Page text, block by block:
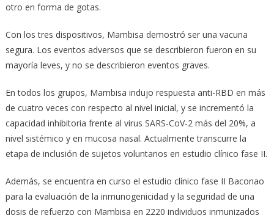
otro en forma de gotas.
Con los tres dispositivos, Mambisa demostró ser una vacuna
segura. Los eventos adversos que se describieron fueron en su
mayoría leves, y no se describieron eventos graves.
En todos los grupos, Mambisa indujo respuesta anti-RBD en más
de cuatro veces con respecto al nivel inicial, y se incrementó la
capacidad inhibitoria frente al virus SARS-CoV-2 más del 20%, a
nivel sistémico y en mucosa nasal. Actualmente transcurre la
etapa de inclusión de sujetos voluntarios en estudio clínico fase II.
Además, se encuentra en curso el estudio clínico fase II Baconao
para la evaluación de la inmunogenicidad y la seguridad de una
dosis de refuerzo con Mambisa en 2220 individuos inmunizados